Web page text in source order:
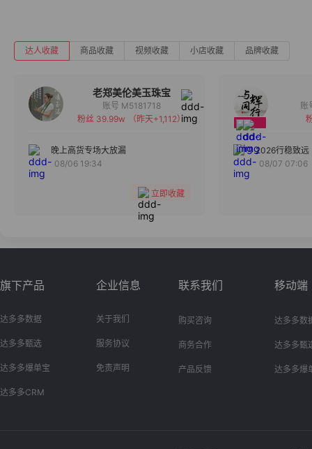
达人收藏 商品收藏 视频收藏 小店收藏 品牌收藏
老郑美伦美玉珠宝
备注
分组
账号 M5181718
粉丝 39.99w
（昨天+1,112）
晚上高货专场大放漏
08/06 19:34
立即收藏
2026行稳致远
08/07 07:06
旗下产品
达多多数据
达多多甄选
达多多爆单宝
达多多CRM
企业信息
关于我们
服务协议
免责声明
联系我们
购买咨询
商务合作
产品反馈
移动端
达多多数
达多多甄
达多多爆